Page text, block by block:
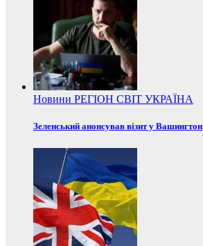
Новини РЕГІОН СВІТ УКРАЇНА
Зеленський анонсував візит у Вашингтон